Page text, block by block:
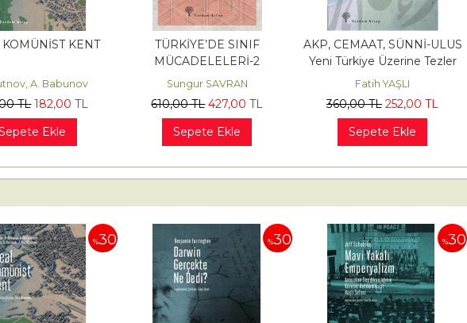
KENT
A. Babunov
TL 182,00 TL
Ekle
TÜRKİYE’DE SINIF
MÜCADELELERİ-2
Sungur SAVRAN
610,00TL 427,00 TL
Sepete Ekle
AKP, CEMAAT, SÜNNİ-ULUS
Yeni Türkiye Üzerine Tezler
Fatih YAŞLI
360,00TL 252,00 TL
Sepete Ekle
%30 %30 %30